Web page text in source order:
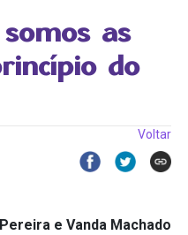
as
do
Voltar
e Vanda Machado